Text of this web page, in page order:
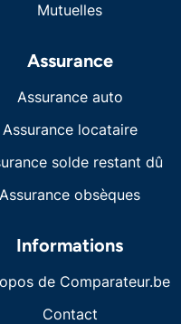
Mutuelles
Assurance
Assurance auto
Assurance locataire
solde restant dû
Assurance obsèques
Informations
de Comparateur.be
Contact